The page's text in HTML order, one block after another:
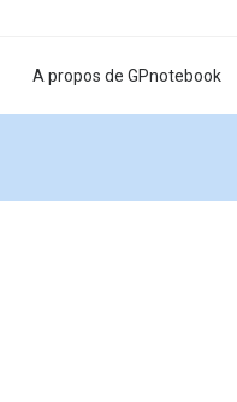
A propos de GPnotebook